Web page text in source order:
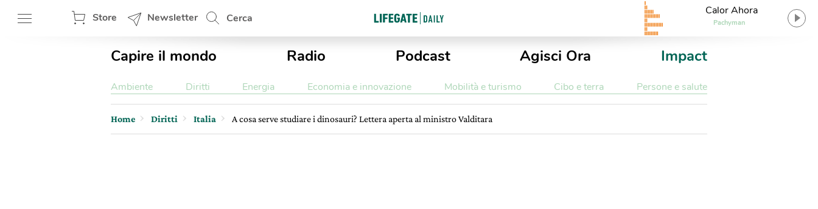
Store Newsletter Cerca
Calor Ahora
Pachyman
Capire il mondo Radio Podcast Agisci Ora Impact
Ambiente Diritti Energia Economia e innovazione Mobilità e turismo Cibo e terra Persone e salute
Home Diritti Italia A cosa serve studiare i dinosauri? Lettera aperta al ministro Valditara